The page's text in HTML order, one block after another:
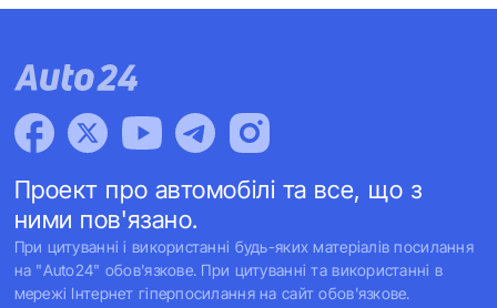
Проект про автомобілі та все, що з
ними пов'язано.
При цитуванні і використанні будь-яких матеріалів посилання
на "Auto24" обов'язкове. При цитуванні та використанні в
мережі Інтернет гіперпосилання на сайт обов'язкове.